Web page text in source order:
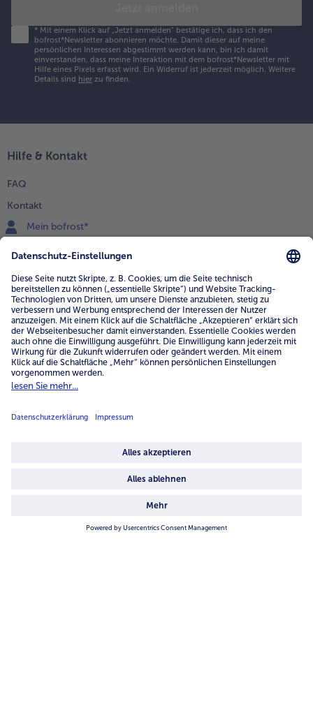
* Mit einem Klick auf „Jetzt anmelden" bestätige ich, dass ich den
bofrost*Newsletter abonnieren möchte. Damit dieser auf meine
persönlichen Interessen abgestimmt werden kann, bin ich damit
einverstanden, dass meine Interaktion mit dem bofrost*Newsletter mit
Hilfe eines Pixels erfasst wird. Ein Widerruf ist jederzeit möglich. Weitere
Details sind hier zu finden.
Hilfe & Kontakt
FAQ
Kontakt
Mein bofrost*
0800 - 000 19 18
Mo.-Fr.: 7-21 Uhr Sa: 8-16 Uhr
Service
Unternehmen
Über uns